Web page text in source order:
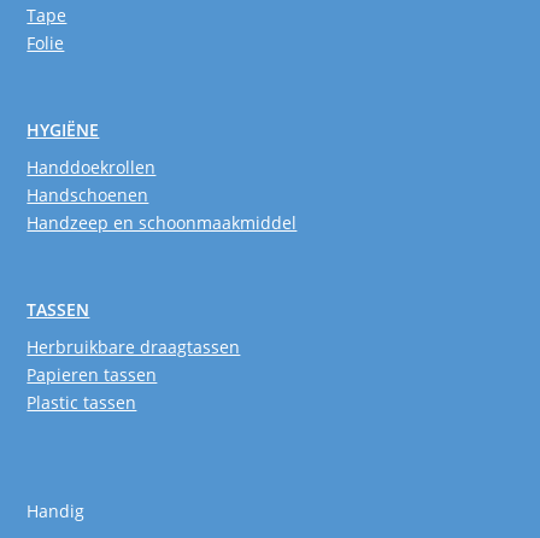
Tape
Folie
HYGIËNE
Handdoekrollen
Handschoenen
Handzeep en schoonmaakmiddel
TASSEN
Herbruikbare draagtassen
Papieren tassen
Plastic tassen
Handig